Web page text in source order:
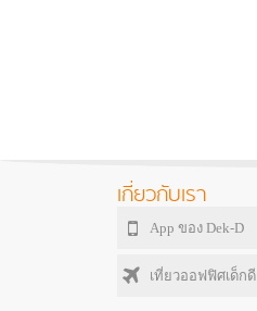
เกี่ยวกับเรา
App ของ Dek-D
เที่ยวออฟฟิศเด็กดี